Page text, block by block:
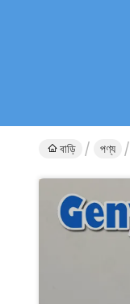
বাড়ি পণ্য